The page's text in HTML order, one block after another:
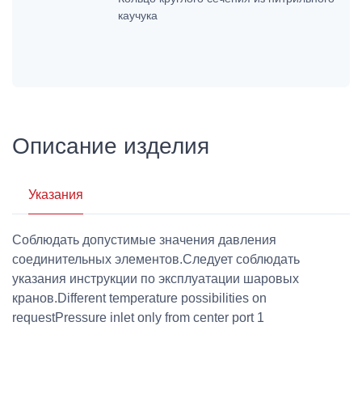
каучука
Описание изделия
Указания
Соблюдать допустимые значения давления
соединительных элементов.Следует соблюдать
указания инструкции по эксплуатации шаровых
кранов.Different temperature possibilities on
requestPressure inlet only from center port 1